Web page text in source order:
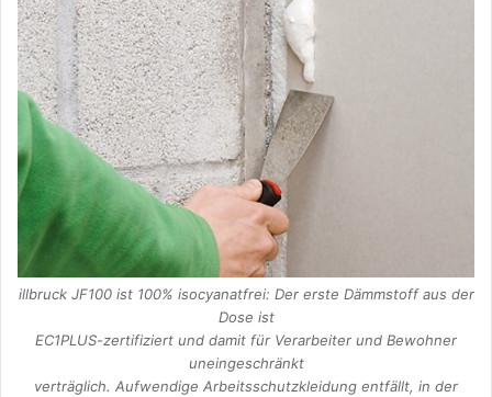
illbruck JF100 ist 100% isocyanatfrei: Der erste Dämmstoff aus der
Dose ist
EC1PLUS-zertifiziert und damit für Verarbeiter und Bewohner
uneingeschränkt
verträglich. Aufwendige Arbeitsschutzkleidung entfällt, in der